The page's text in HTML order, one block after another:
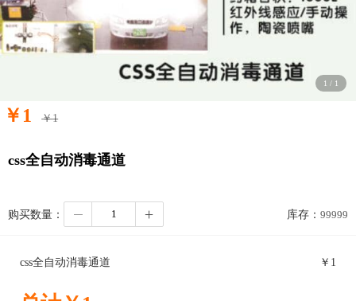
1 / 1
￥ 1 ￥1
css全自动消毒通道
购买数量： 库存： 99999
css全自动消毒通道 ￥ 1